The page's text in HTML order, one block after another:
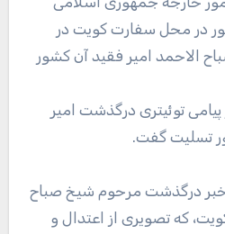
در محل سفارت کویت در
الاحمد امیر فقید آن کشور
توئیتری درگذشت امیر
تسلیت گفت.
درگذشت مرحوم شیخ صباح
که تصویری از اعتدال و